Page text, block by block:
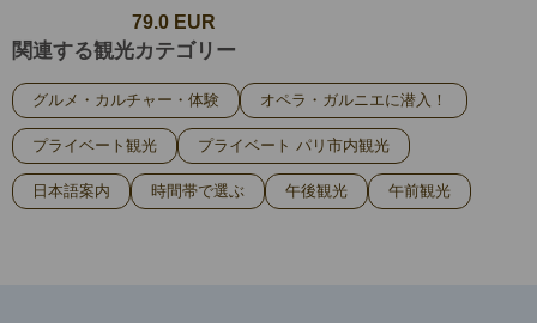
79.0 EUR
関連する観光カテゴリー
グルメ・カルチャー・体験 オペラ・ガルニエに潜入！
プライベート観光 プライベート パリ市内観光
日本語案内 時間帯で選ぶ 午後観光 午前観光